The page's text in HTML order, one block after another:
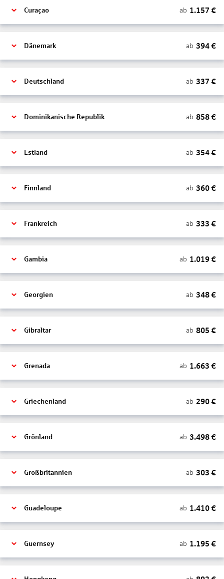
Curaçao ab 1.157 €
Dänemark ab 394€
Deutschland ab 337 €
Dominikanische Republik ab 858€
Estland ab 354€
Finnland ab 360€
Frankreich ab 333 €
Gambia ab 1.019€
Georgien ab 348€
Gibraltar ab 805 €
Grenada ab 1.663 €
Griechenland ab 290€
Grönland ab 3.498€
Großbritannien ab 303 €
Guadeloupe ab 1.410€
Guernsey ab 1.195 €